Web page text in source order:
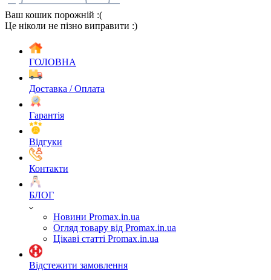
Ваш кошик порожній :(
Це ніколи не пізно виправити :)
ГОЛОВНА
Доставка / Оплата
Гарантія
Відгуки
Контакти
БЛОГ
Новини Promax.in.ua
Огляд товару від Promax.in.ua
Цікаві статті Promax.in.ua
Відстежити замовлення